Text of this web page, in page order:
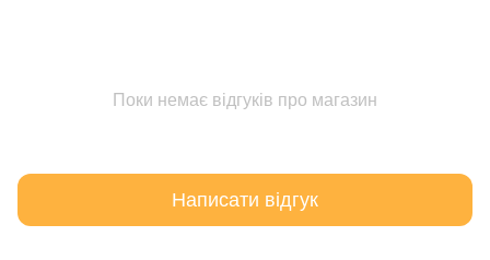
Поки немає відгуків про магазин
Написати відгук